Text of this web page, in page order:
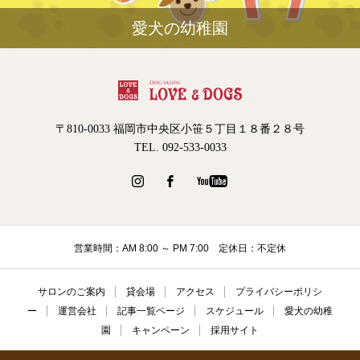
愛犬の幼稚園
〒810-0033 福岡市中央区小笹５丁目１８番２８号
TEL. 092-533-0033
営業時間：AM 8:00 ～ PM 7:00 定休日：不定休
サロンのご案内 貸会場 アクセス
プライバシーポリシ
ー
運営会社 記事一覧ページ スケジュール
愛犬の幼稚
園
キャンペーン 採用サイト